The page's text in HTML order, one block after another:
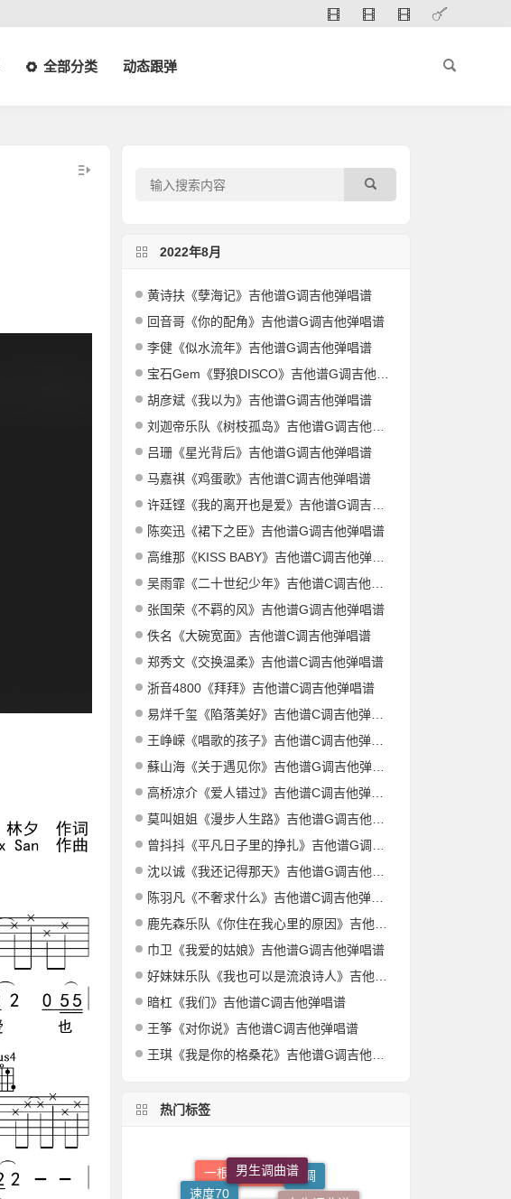
全部分类 动态跟弹
2022年8月
黄诗扶《孽海记》吉他谱G调吉他弹唱谱
回音哥《你的配角》吉他谱G调吉他弹唱谱
李健《似水流年》吉他谱G调吉他弹唱谱
宝石Gem《野狼DISCO》吉他谱G调吉他弹唱谱
胡彦斌《我以为》吉他谱G调吉他弹唱谱
刘迦帝乐队《树枝孤岛》吉他谱G调吉他弹唱谱
吕珊《星光背后》吉他谱G调吉他弹唱谱
马嘉祺《鸡蛋歌》吉他谱C调吉他弹唱谱
许廷铿《我的离开也是爱》吉他谱G调吉他弹唱谱
陈奕迅《裙下之臣》吉他谱G调吉他弹唱谱
高维那《KISS BABY》吉他谱C调吉他弹唱谱
吴雨霏《二十世纪少年》吉他谱C调吉他弹唱谱
张国荣《不羁的风》吉他谱G调吉他弹唱谱
佚名《大碗宽面》吉他谱C调吉他弹唱谱
郑秀文《交换温柔》吉他谱C调吉他弹唱谱
浙音4800《拜拜》吉他谱C调吉他弹唱谱
易烊千玺《陷落美好》吉他谱C调吉他弹唱谱
王峥嵘《唱歌的孩子》吉他谱C调吉他弹唱谱
蘇山海《关于遇见你》吉他谱G调吉他弹唱谱
高桥凉介《爱人错过》吉他谱C调吉他弹唱谱
莫叫姐姐《漫步人生路》吉他谱G调吉他弹唱谱
曾抖抖《平凡日子里的挣扎》吉他谱G调吉他弹唱谱
沈以诚《我还记得那天》吉他谱G调吉他弹唱谱
陈羽凡《不奢求什么》吉他谱C调吉他弹唱谱
鹿先森乐队《你住在我心里的原因》吉他谱G调吉他弹唱谱
巾卫《我爱的姑娘》吉他谱G调吉他弹唱谱
好妹妹乐队《我也可以是流浪诗人》吉他谱C调吉他弹唱谱
暗杠《我们》吉他谱C调吉他弹唱谱
王筝《对你说》吉他谱C调吉他弹唱谱
王琪《我是你的格桑花》吉他谱G调吉他弹唱谱
热门标签
G调
速度70
男生调曲谱
女生调曲谱
速度65